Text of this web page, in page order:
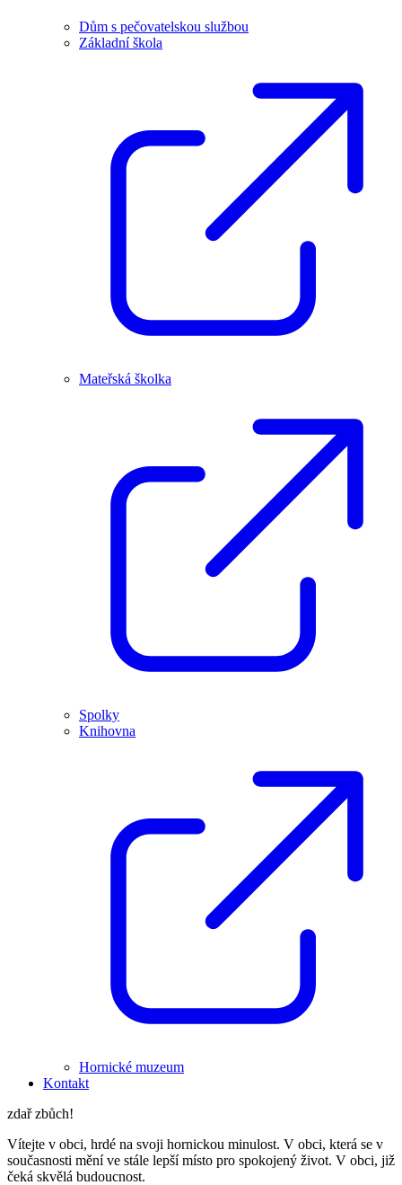
Dům s pečovatelskou službou
Základní škola
Mateřská školka
Spolky
Knihovna
Hornické muzeum
Kontakt
zdař zbůch!
Vítejte v obci, hrdé na svoji hornickou minulost. V obci, která se v
současnosti mění ve stále lepší místo pro spokojený život. V obci, již
čeká skvělá budoucnost.